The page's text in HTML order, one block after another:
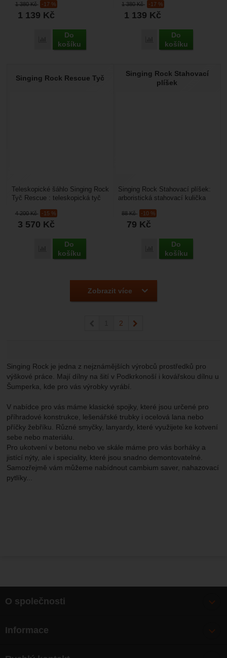
1 380Kč -17 %
1 139 Kč
Přidat 'Singing Rock hlava pro velký hák' k porovnání
Do
košíku
hák. Dodává se...
1 380Kč -17 %
1 139 Kč
Přidat 'Singing Rock
Do
košíku
Dodává se bez karabiny.
Singing Rock Rescue Tyč
4 200Kč -15 %
3 570 Kč
Přidat 'Singing Rock Rescue Tyč' k porovnání
Do
košíku
Teleskopické šáhlo Singing Rock
Tyč Rescue : teleskopická tyč
zavěšení lana...
Singing Rock Stahovací
plíšek
88Kč -10 %
79 Kč
Přidat 'Singing Rock
Do
košíku
Singing Rock Stahovací plíšek:
arboristická stahovací kulička
saveru. Ideální...
Zobrazit více
předchozí
2
Singing Rock je jedna z nejznámějších výrobců prostředků pro
výškové práce. Mají dílny na šití v Podkrkonoší i kovářskou dílnu u
Šumperka, kde pro vás výrobky vyrábí.
V nabídce pro vás máme klasické spojky, které jsou určené pro
příhradové konstrukce, lešenářské trubky i ocelová lana nebo
příčky žebříku. Různé smyčky, lanyardy, které využijete ke kotvení
sebe nebo materiálu.
Pro ukotvení v betonu nebo ve skále máme pro vás borháky a
jistící nýty, ale i speciality, které jsou snadno demontovatelné.
Samozřejmě vám můžeme nabídnout cambium saver, nahazovací
pytlíky...
O společnosti
O nás
Informace